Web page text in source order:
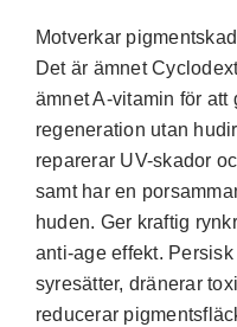
Motverkar
Det är ämnet
ämnet A-vitamin för att
regeneration utan
reparerar UV-skador
samt har en
huden. Ger kraftig
anti-age effekt.
syresätter, dränerar
reducerar